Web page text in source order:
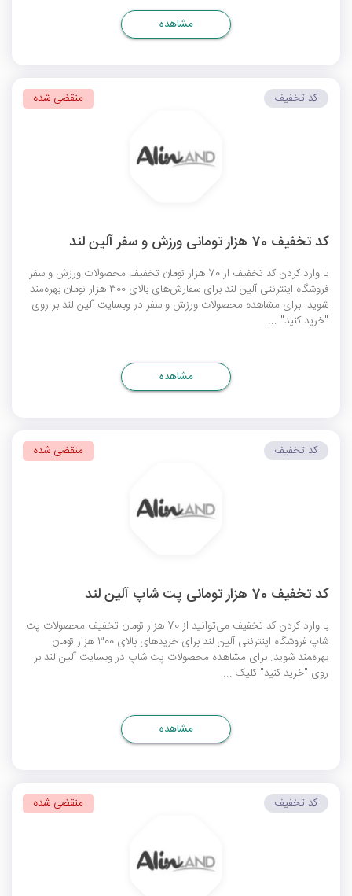
مشاهده
کد تخفیف 70 هزار تومانی ورزش و سفر آلین لند
با وارد کردن کد تخفیف از 70 هزار تومان تخفیف محصولات ورزش و سفر
فروشگاه اینترنتی آلین لند برای سفارش‌های بالای 300 هزار تومان بهره‌مند
شوید. برای مشاهده محصولات ورزش و سفر در وبسایت آلین لند بر روی
"خرید کنید" ...
کد تخفیف منقضی شده
مشاهده
کد تخفیف 70 هزار تومانی پت شاپ آلین لند
با وارد کردن کد تخفیف می‌توانید از 70 هزار تومان تخفیف محصولات پت
شاپ فروشگاه اینترنتی آلین لند برای خریدهای بالای 300 هزار تومان
بهره‌‍مند شوید. برای مشاهده محصولات پت شاپ در وبسایت آلین لند بر
روی "خرید کنید" کلیک ...
کد تخفیف منقضی شده
مشاهده
کد تخفیف منقضی شده